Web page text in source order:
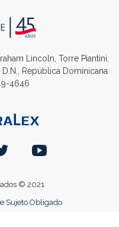
Lincoln, Torre Piantini,
D.N., República Dominicana
4646
© 2021